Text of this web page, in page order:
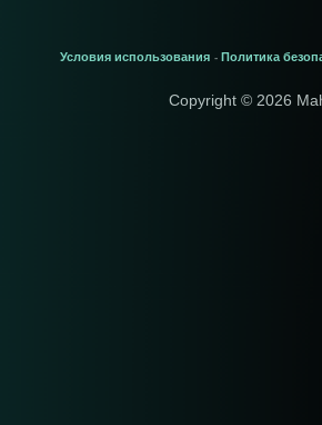
Условия использования - Политика
Copyright © 2026